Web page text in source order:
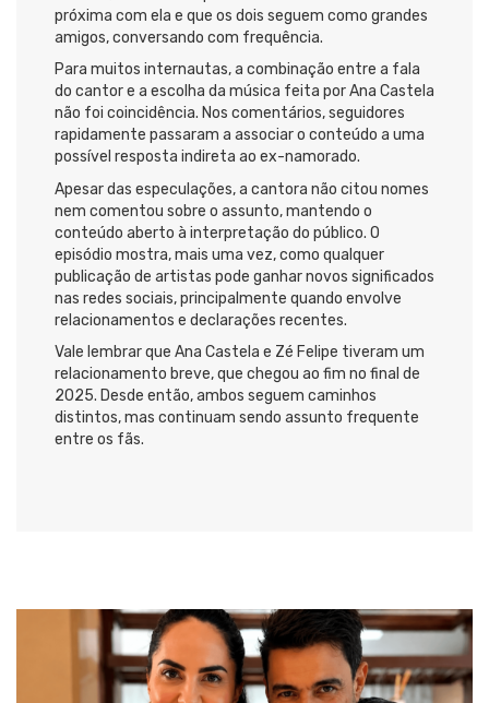
próxima com ela e que os dois seguem como grandes
amigos, conversando com frequência.
Para muitos internautas, a combinação entre a fala
do cantor e a escolha da música feita por Ana Castela
não foi coincidência. Nos comentários, seguidores
rapidamente passaram a associar o conteúdo a uma
possível resposta indireta ao ex-namorado.
Apesar das especulações, a cantora não citou nomes
nem comentou sobre o assunto, mantendo o
conteúdo aberto à interpretação do público. O
episódio mostra, mais uma vez, como qualquer
publicação de artistas pode ganhar novos significados
nas redes sociais, principalmente quando envolve
relacionamentos e declarações recentes.
Vale lembrar que Ana Castela e Zé Felipe tiveram um
relacionamento breve, que chegou ao fim no final de
2025. Desde então, ambos seguem caminhos
distintos, mas continuam sendo assunto frequente
entre os fãs.